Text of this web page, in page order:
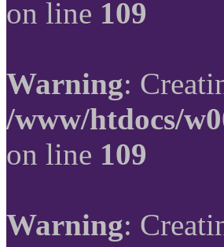
on line 109
Warning:
/www/htdocs/
on line 109
Warning: